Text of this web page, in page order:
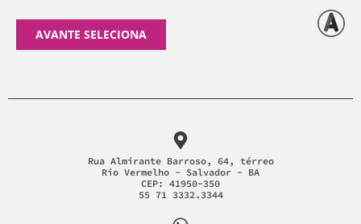
AVANTE SELECIONA
Rua Almirante Barroso, 64, térreo
Rio Vermelho - Salvador - BA
CEP: 41950-350
55 71 3332.3344